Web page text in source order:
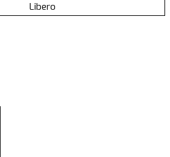
Libero